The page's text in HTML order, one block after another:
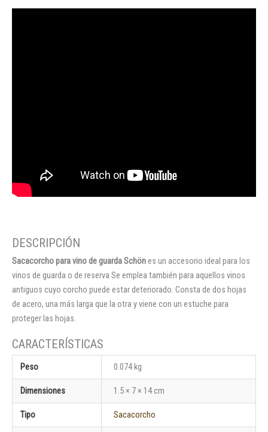
Sacacorcho para vino de guarda Schönes un accesorio ideal para los
vinos de guarda o de reserva Se emplea también para aquellos vinos
antiguos cuyo corcho puede estar deteriorado. Consta de dos hojas
de acero, una más larga que la otra y viene con un estuche para
proteger las hojas.
Peso 0.074 kg
Dimensiones 1.5 × 7 × 14 cm
Tipo Sacacorcho